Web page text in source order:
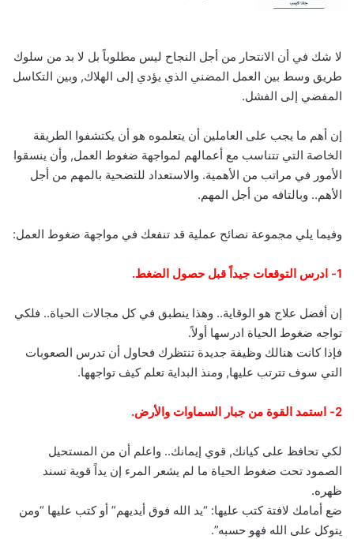
لا شك في أن الانتحار من أجل النجاح ليس مطلوباً بل لا بد من سلوك
طريق وسط بين العمل المضني الذي يؤدي إلى الهلاك, وبين التكاسل
المفضي إلى الفشل.
إن أهم ما يجب على العاملين أن يتعلموه هو أن يكتشفوا الطريقة
الخاصة التي تتناسب مع أعمالهم لمواجهة ضغوط العمل, وأن ينسقوا
الأمور في مراتب من الأهمية. والاستعداد للتضحية بالمهم من أجل
الأهم.. وبالتافه من أجل المهم.
وفيما يلي مجموعة نصائح عملية قد تنفعك في مواجهة ضغوط العمل:
1- ادرس التوقعات جيداً قبل حصول الضغط.
إن أفضل علاج هو الوقاية.. وهذا ينطبق في كل مجالات الحياة.. فلكي
تواجه ضغوط الحياة ادرسها أولاً.
فإذا كانت هنالك وظيفة جديدة تنتظرك فحاول أن تدرس الصعوبات
التي سوف تترتب عليها, ومنذ البداية تعلم كيف تواجهها.
2- استمد القوة من جبار السماوات والأرض.
لكي تحافظ على كيانك, قوي إيمانك.. واعلم أن من المستحيل
الصمود تحت ضغوط الحياة ما لم يشعر المرء إن يداً قوية تسند
ظهره.
ضع أمامك لافتة كتب عليها: “يد الله فوق أيديهم” أو كتب عليها “ومن
يتوكل على الله فهو حسبه”.